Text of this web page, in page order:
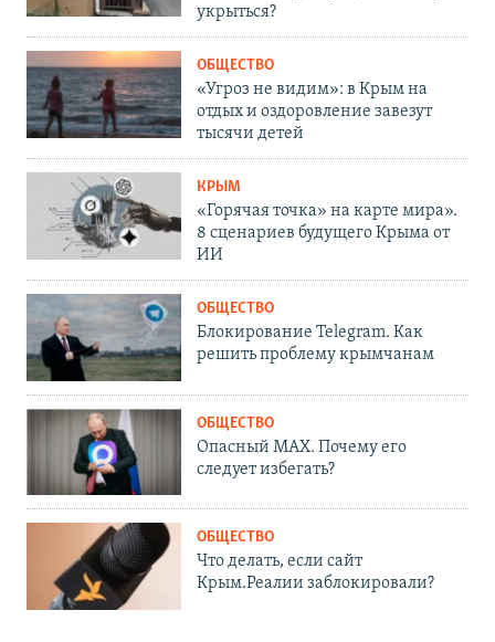
укрыться?
ОБЩЕСТВО
«Угроз не видим»: в Крым на
отдых и оздоровление завезут
тысячи детей
КРЫМ
«Горячая точка» на карте мира».
8 сценариев будущего Крыма от
ИИ
ОБЩЕСТВО
Блокирование Telegram. Как
решить проблему крымчанам
ОБЩЕСТВО
Опасный MAX. Почему его
следует избегать?
ОБЩЕСТВО
Что делать, если сайт
Крым.Реалии заблокировали?